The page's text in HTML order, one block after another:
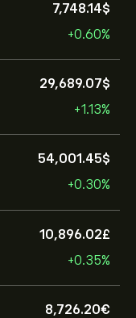
7,748.14‎$‎
+0.60%
29,689.07‎$‎
+1.13%
54,001.45‎$‎
+0.30%
10,896.02‎£‎
+0.35%
8,726.20‎€‎